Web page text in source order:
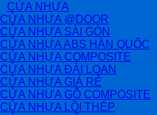
CỬA NHỰA
CỬA NHỰA @DOOR
CỬA NHỰA SÀI GÒN
CỬA NHỰA ABS HÀN QUỐC
CỬA NHỰA COMPOSITE
CỬA NHỰA ĐÀI LOAN
CỬA NHỰA GIÁ RẺ
CỬA NHỰA GỖ COMPOSITE
CỬA NHỰA LÕI THÉP